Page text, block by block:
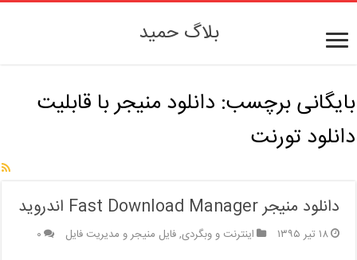
بلاگ حمید
بایگانی برچسب: دانلود منیجر با قابلیت
دانلود تورنت
دانلود منیجر Fast Download Manager اندروید
۱۸ تیر ۱۳۹۵ اینترنت و وبگردی,فایل منیجر و مدیریت فایل ۰